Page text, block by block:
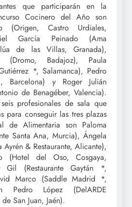
que participarán en la
Cocinero del Año son
(Origen, Castro Urdiales,
García Peinado (Ama
de las Villas, Granada),
(Dromo, Badajoz), Paula
*, Salamanca), Pedro
Barcelona) y Roger Julián
de Benagéber, Valencia).
profesionales de sala que
para conseguir las tres plazas
de Alimentaria son Paloma
Santa Ana, Murcia), Ángela
Ayrén & Restaurante, Alicante),
(Hotel del Oso, Cosgaya,
Gil (Restaurante Gaytán *,
Marco (Saddle Madrid *,
Pedro López (DelARDE
San Juan, Jaén).